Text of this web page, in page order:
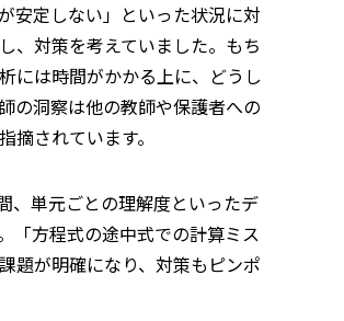
安定しない」といった状況に対
、対策を考えていました。もち
には時間がかかる上に、どうし
の洞察は他の教師や保護者への
されています。
、単元ごとの理解度といったデ
「方程式の途中式での計算ミス
題が明確になり、対策もピンポ